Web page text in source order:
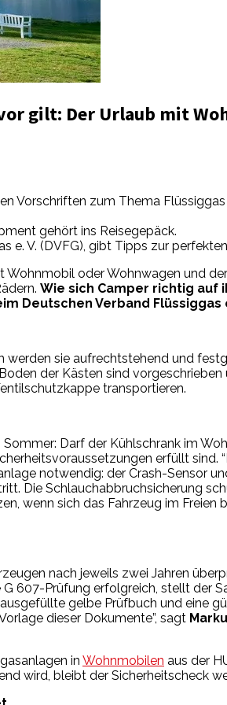
gilt: Der Urlaub mit
Vorschriften zum Thema
gehört ins Reisegepäck.
e. V. (DVFG), gibt Tipps zur
oder Wohnwagen und
Wie sich Camper richtig auf
Deutschen Verband Flüssiggas
werden sie aufrechtstehend und
der Kästen sind
transportieren.
Darf der Kühlschrank im
erfüllt
notwendig: der Crash-Sensor
Die Schlauchabbruchsicherung
wenn sich das Fahrzeug im Freien
nach jeweils zwei Jahren
607-Prüfung erfolgreich, stellt der
gelbe Prüfbuch und eine
dieser Dokumente”, sagt
in Wohnmobilen aus der
wird, bleibt der Sicherheitscheck